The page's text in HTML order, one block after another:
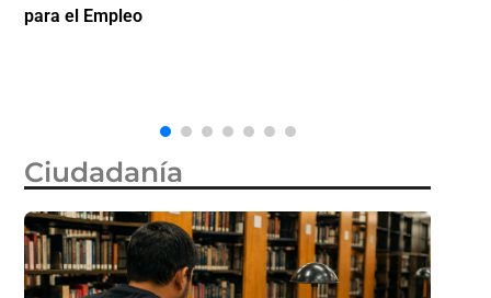
la ciudadanía por nacimiento, semanas después de
Ciudadanía